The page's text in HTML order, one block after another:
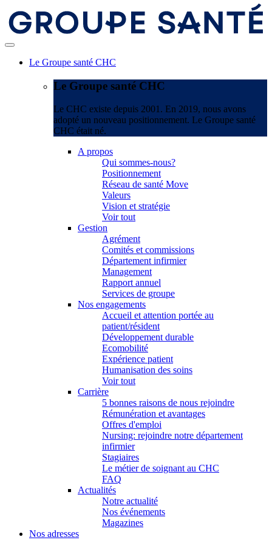
Le Groupe santé CHC
Le Groupe santé CHC
Le CHC existe depuis 2001. En 2019, nous avons
adopté un nouveau positionnement. Le Groupe santé
CHC était né.
A propos
Qui sommes-nous?
Positionnement
Réseau de santé Move
Valeurs
Vision et stratégie
Voir tout
Gestion
Agrément
Comités et commissions
Département infirmier
Management
Rapport annuel
Services de groupe
Nos engagements
Accueil et attention portée au
patient/résident
Développement durable
Ecomobilité
Expérience patient
Humanisation des soins
Voir tout
Carrière
5 bonnes raisons de nous rejoindre
Rémunération et avantages
Offres d'emploi
Nursing: rejoindre notre département
infirmier
Stagiaires
Le métier de soignant au CHC
FAQ
Actualités
Notre actualité
Nos événements
Magazines
Nos adresses